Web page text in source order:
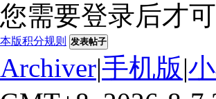
您需要登录后才
本版积分规则 发表帖子
Archiver|手机版|